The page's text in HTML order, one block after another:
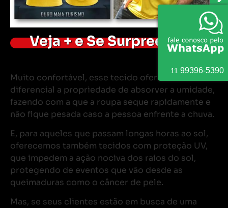
Veja + e Se Surpreenda!
Muito confortável, esse tecido oferece como
diferencial a propriedade de absorver a umidade,
fazendo com a que a roupa seque rapidamente e
não fique pesada caso a pessoa enfrente a chuva.
E, para aqueles que passam longas horas ao sol,
oferecemos também tecidos com proteção UV,
que impedem a ação nociva dos raios do sol,
protegendo de eventos que vão desde as
queimaduras como o câncer de pele.
Mas, se seus clientes estão em busca de uma
11 99396-5390